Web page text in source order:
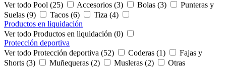
Ver todo Pool (25)
Accesorios (3) Bolas (3)
Punteras y
Suelas (9)
Tacos (6)
Tiza (4)
Productos en liquidación
Ver todo Productos en liquidación (0)
Protección deportiva
Ver todo Protección deportiva (52)
Coderas (1)
Fajas y
Shorts (3)
Muñequeras (2) Musleras (2)
Otras